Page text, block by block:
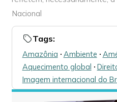
Nacional
Tags:
Amazônia 🞌 Ambiente 🞌
Aquecimento global 🞌
Imagem internacional do